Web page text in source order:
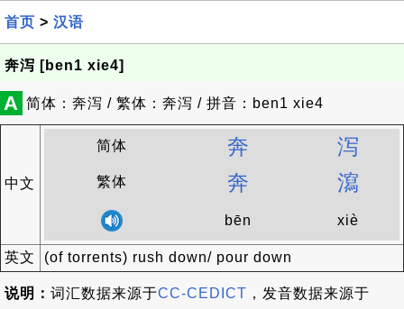
首页 > 汉语
奔泻 [ben1 xie4]
A 简体：奔泻 / 繁体：奔泻 / 拼音：ben1 xie4
中文
简体 奔 泻
繁体 奔 瀉
bēn xiè
英文 (of torrents) rush down/ pour down
说明： 词汇数据来源于CC-CEDICT ，发音数据来源于